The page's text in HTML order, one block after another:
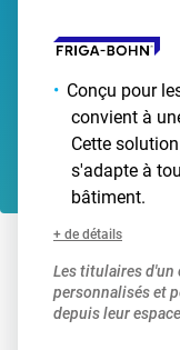
Conçu pour
convient à
Cette
s'adapte à
bâtiment.
+ de détails
Les titulaires d'un
personnalisés et
depuis leur